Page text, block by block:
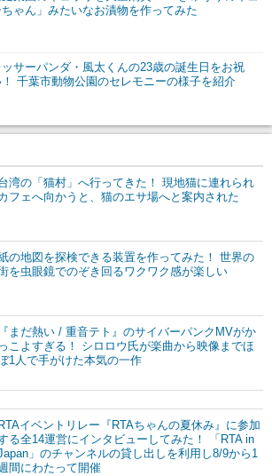
ちゃん」みたいなお漬物を作ってみた
ッサーパンダ・風太くんの23歳の誕生日をお祝
！ 千葉市動物公園のセレモニーの様子を紹介
湾の「猫村」へ行ってきた！ 現地猫に連れられ
フェへ向かうと、猫のエサ場へと案内された
の地図を探検できる装置を作ってみた！ 世界の
を虫眼鏡でのぞき回るワクワク感が楽しい
『まだ熱い / 重音テト』のサイバーパンクMVがか
っこよすぎる！ シロロウ氏が楽曲から映像までほ
1人で手がけた本気の一作
RTAイベントリレー『RTAちゃんの夏休み』に参加
る全14運営にインタビューしてみた！ 「RTA in
」のチャンネルの貸し出しを利用し8/9から1
間にわたって開催